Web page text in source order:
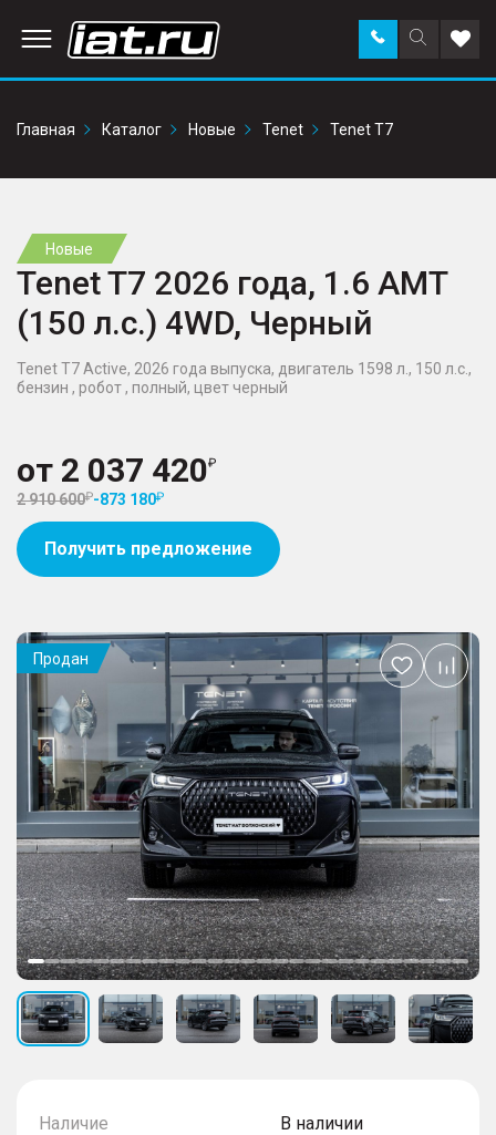
Поиск
по
Заказать
звонок в
Главная
Каталог Новые Tenet Tenet T7
Новые
Tenet T7 2026 года, 1.6 AMT
(150 л.с.) 4WD, Черный
Tenet T7 Active, 2026 года выпуска, двигатель 1598 л., 150 л.с.,
бензин , робот , полный, цвет черный
от 2 037 420
2 910 600 -873 180
Получить предложение
Наличие В наличии
Продан
Добавить
в
избранное